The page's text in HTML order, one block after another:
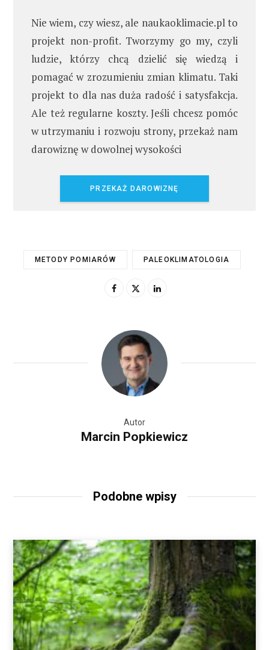
Nie wiem, czy wiesz, ale naukaoklimacie.pl to
projekt non-profit. Tworzymy go my, czyli
ludzie, którzy chcą dzielić się wiedzą i
pomagać w zrozumieniu zmian klimatu. Taki
projekt to dla nas duża radość i satysfakcja.
Ale też regularne koszty. Jeśli chcesz pomóc
w utrzymaniu i rozwoju strony, przekaż nam
darowiznę w dowolnej wysokości
PRZEKAŻ DAROWIZNĘ
METODY POMIARÓW PALEOKLIMATOLOGIA
Autor
Marcin Popkiewicz
Podobne wpisy